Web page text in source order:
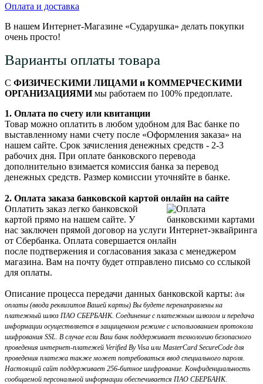
Оплата и доставка
В нашем Интернет-Магазине «Сударушка» делать покупки
очень просто!
Варианты оплаты товара
С ФИЗИЧЕСКИМИ ЛИЦАМИ и КОММЕРЧЕСКИМИ
ОРГАНИЗАЦИЯМИмы работаем по 100% предоплате.
1. Оплата по счету или квитанции
Товар можно оплатить в любом удобном для Вас банке по
выставленному нами счету после «Оформления заказа» на
нашем сайте. Срок зачисления денежных средств - 2-3
рабочих дня. При оплате банковского перевода
дополнительно взимается комиссия банка за перевод
денежных средств. Размер комиссии уточняйте в банке.
2. Оплата заказа банковской картой онлайн на сайте
Оплатить заказ легко банковской
картой прямо на нашем сайте. У
нас заключен прямой договор на услуги Интернет-эквайринга
от Сбербанка. Оплата совершается онлайн
после подтвержения и согласования заказа с менеджером
магазина. Вам на почту будет отправлено письмо со сслыкой
для оплаты.
Описание процесса передачи данных банковской карты: для
оплаты (ввода реквизитов Вашей карты) Вы будете перенаправлены на
платежный шлюз ПАО СБЕРБАНК. Соединение с платежным шлюзом и передача
информации осуществляется в защищенном режиме с использованием протокола
шифрования SSL. В случае если Ваш банк поддерживает технологию безопасного
проведения интернет-платежей Verified By Visa или MasterCard SecureCode для
проведения платежа также может потребоваться ввод специального пароля.
Настоящий сайт поддерживает 256-битное шифрование. Конфиденциальность
сообщаемой персональной информации обеспечивается ПАО СБЕРБАНК.